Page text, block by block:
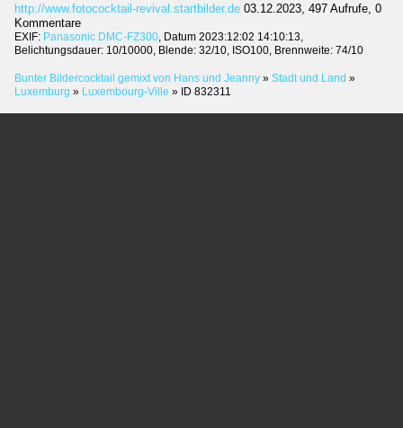
http://www.fotococktail-revival.startbilder.de 03.12.2023, 497 Aufrufe, 0
Kommentare
EXIF: Panasonic DMC-FZ300, Datum 2023:12:02 14:10:13,
Belichtungsdauer: 10/10000, Blende: 32/10, ISO100, Brennweite: 74/10
Bunter Bildercocktail gemixt von Hans und Jeanny » Stadt und Land »
Luxemburg » Luxembourg-Ville » ID 832311